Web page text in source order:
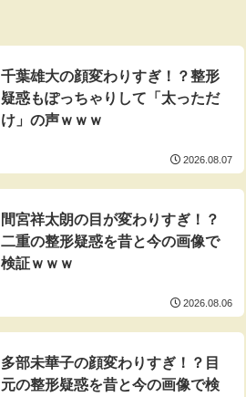
千葉雄大の顔変わりすぎ！？整形
疑惑もぽっちゃりして「太っただ
け」の声ｗｗｗ
2026.08.07
間宮祥太朗の目が変わりすぎ！？
二重の整形疑惑を昔と今の画像で
検証ｗｗｗ
2026.08.06
多部未華子の顔変わりすぎ！？目
元の整形疑惑を昔と今の画像で検